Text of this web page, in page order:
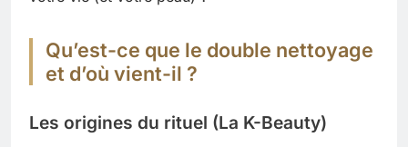
Qu’est-ce que le double nettoyage
et d’où vient-il ?
Les origines du rituel (La K-Beauty)